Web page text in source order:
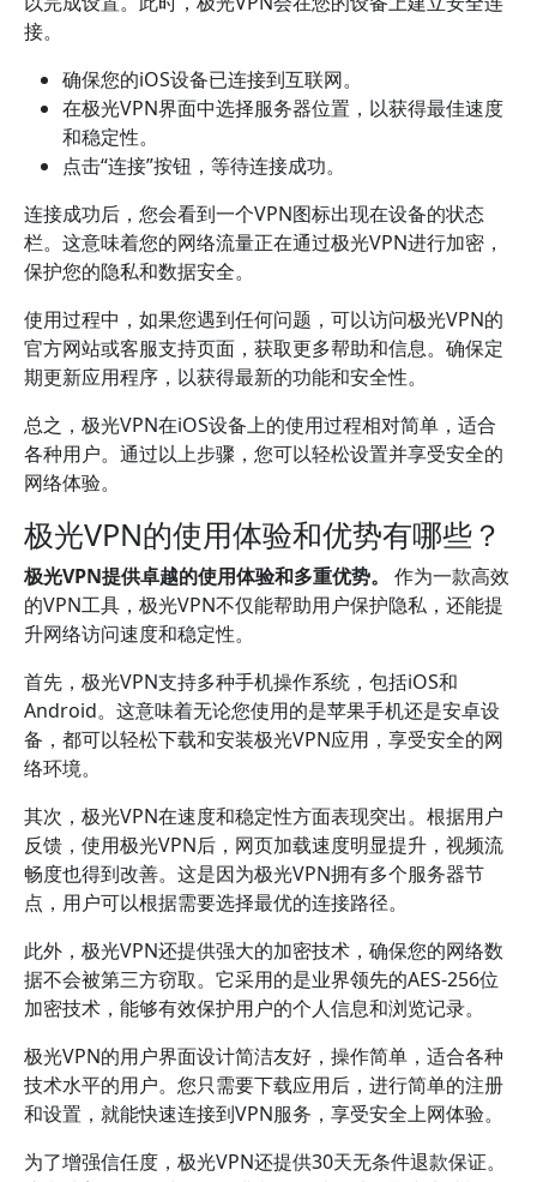
接。
确保您的iOS设备已连接到互联网。
在极光VPN界面中选择服务器位置，以获得最佳速度
和稳定性。
点击“连接”按钮，等待连接成功。
连接成功后，您会看到一个VPN图标出现在设备的状态
栏。这意味着您的网络流量正在通过极光VPN进行加密，
保护您的隐私和数据安全。
使用过程中，如果您遇到任何问题，可以访问极光VPN的
官方网站或客服支持页面，获取更多帮助和信息。确保定
期更新应用程序，以获得最新的功能和安全性。
总之，极光VPN在iOS设备上的使用过程相对简单，适合
各种用户。通过以上步骤，您可以轻松设置并享受安全的
网络体验。
极光VPN的使用体验和优势有哪些？
极光VPN提供卓越的使用体验和多重优势。
作为一款高效
的VPN工具，极光VPN不仅能帮助用户保护隐私，还能提
升网络访问速度和稳定性。
首先，极光VPN支持多种手机操作系统，包括iOS和
Android。这意味着无论您使用的是苹果手机还是安卓设
备，都可以轻松下载和安装极光VPN应用，享受安全的网
络环境。
其次，极光VPN在速度和稳定性方面表现突出。根据用户
反馈，使用极光VPN后，网页加载速度明显提升，视频流
畅度也得到改善。这是因为极光VPN拥有多个服务器节
点，用户可以根据需要选择最优的连接路径。
此外，极光VPN还提供强大的加密技术，确保您的网络数
据不会被第三方窃取。它采用的是业界领先的AES-256位
加密技术，能够有效保护用户的个人信息和浏览记录。
极光VPN的用户界面设计简洁友好，操作简单，适合各种
技术水平的用户。您只需要下载应用后，进行简单的注册
和设置，就能快速连接到VPN服务，享受安全上网体验。
为了增强信任度，极光VPN还提供30天无条件退款保证。